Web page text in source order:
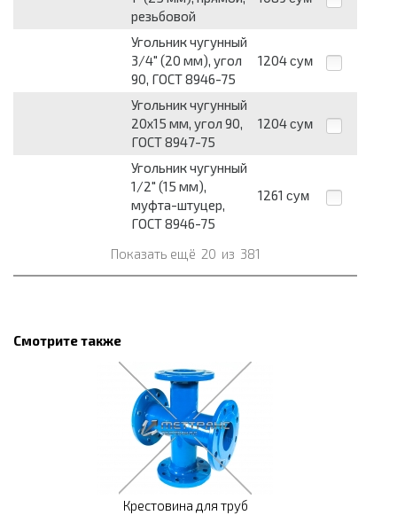
резьбовой
Угольник чугунный
3/4" (20 мм), угол
90, ГОСТ 8946-75
1204 сум
Угольник чугунный
20х15 мм, угол 90,
ГОСТ 8947-75
1204 сум
Угольник чугунный
1/2" (15 мм),
муфта-штуцер,
ГОСТ 8946-75
1261 сум
Показать ещё 20 из 381
Смотрите также
Крестовина для труб